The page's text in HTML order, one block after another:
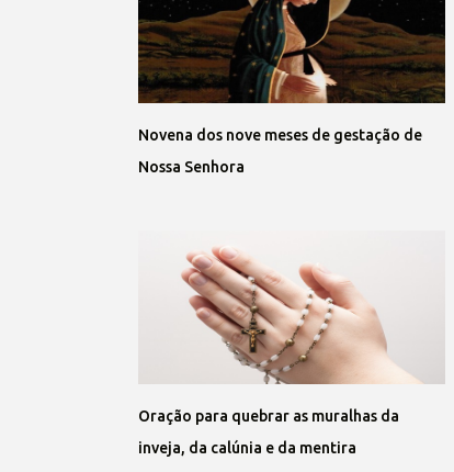
Novena dos nove meses de gestação de
Nossa Senhora
Oração para quebrar as muralhas da
inveja, da calúnia e da mentira